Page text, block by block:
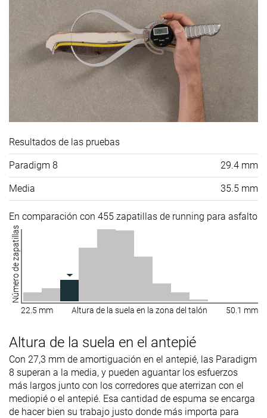
Resultados de las pruebas
Paradigm 8 29.4 mm
Media 35.5 mm
En comparación con 455 zapatillas de running para asfalto
Número de zapatillas
22.5 mm Altura de la suela en la zona del talón 50.1 mm
Altura de la suela en el antepié
Con 27,3 mm de amortiguación en el antepié, las Paradigm
8 superan a la media, y pueden aguantar los esfuerzos
más largos junto con los corredores que aterrizan con el
mediopié o el antepié. Esa cantidad de espuma se encarga
de hacer bien su trabajo justo donde más importa para